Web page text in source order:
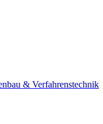
& Verfahrenstechnik